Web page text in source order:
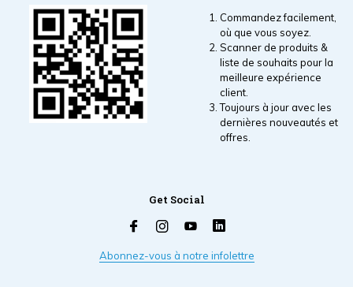
Commandez facilement,
où que vous soyez.
Scanner de produits &
liste de souhaits pour la
meilleure expérience
client.
Toujours à jour avec les
dernières nouveautés et
offres.
Get Social
Abonnez-vous à notre infolettre